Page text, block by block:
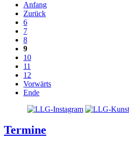
Anfang
Zurück
6
7
8
9
10
11
12
Vorwärts
Ende
Termine